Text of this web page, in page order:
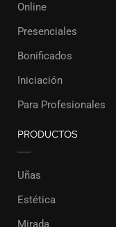
Online
Presenciales
Bonificados
Iniciación
Para Profesionales
PRODUCTOS
Uñas
Estética
Mirada